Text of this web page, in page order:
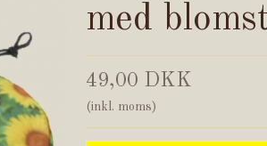
med
49,00 DKK
(inkl. moms)